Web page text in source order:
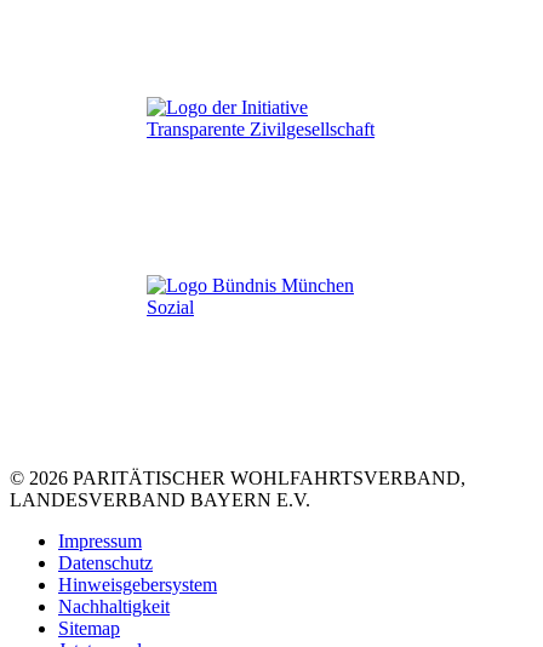
© 2026 PARITÄTISCHER WOHLFAHRTSVERBAND,
LANDESVERBAND BAYERN E.V.
Impressum
Datenschutz
Hinweisgebersystem
Nachhaltigkeit
Sitemap